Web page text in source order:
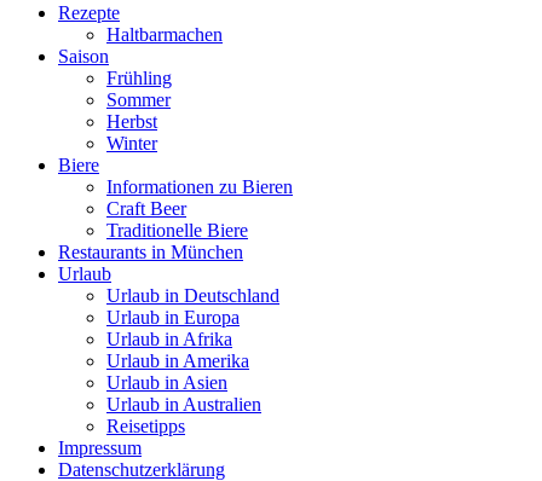
Rezepte
Haltbarmachen
Saison
Frühling
Sommer
Herbst
Winter
Biere
Informationen zu Bieren
Craft Beer
Traditionelle Biere
Restaurants in München
Urlaub
Urlaub in Deutschland
Urlaub in Europa
Urlaub in Afrika
Urlaub in Amerika
Urlaub in Asien
Urlaub in Australien
Reisetipps
Impressum
Datenschutzerklärung